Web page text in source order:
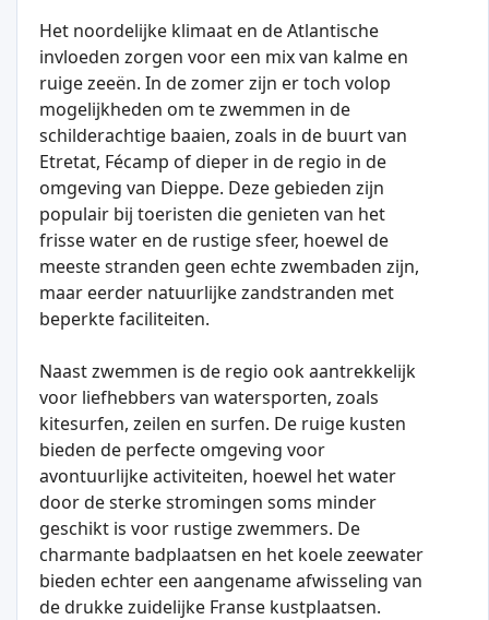
Het noordelijke klimaat en de Atlantische
invloeden zorgen voor een mix van kalme en
ruige zeeën. In de zomer zijn er toch volop
mogelijkheden om te zwemmen in de
schilderachtige baaien, zoals in de buurt van
Etretat, Fécamp of dieper in de regio in de
omgeving van Dieppe. Deze gebieden zijn
populair bij toeristen die genieten van het
frisse water en de rustige sfeer, hoewel de
meeste stranden geen echte zwembaden zijn,
maar eerder natuurlijke zandstranden met
beperkte faciliteiten.
Naast zwemmen is de regio ook aantrekkelijk
voor liefhebbers van watersporten, zoals
kitesurfen, zeilen en surfen. De ruige kusten
bieden de perfecte omgeving voor
avontuurlijke activiteiten, hoewel het water
door de sterke stromingen soms minder
geschikt is voor rustige zwemmers. De
charmante badplaatsen en het koele zeewater
bieden echter een aangename afwisseling van
de drukke zuidelijke Franse kustplaatsen.